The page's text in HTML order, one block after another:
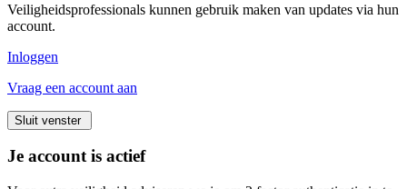
Veiligheidsprofessionals kunnen gebruik maken van updates via hun
account.
Inloggen
Vraag een account aan
Sluit venster
Je account is actief